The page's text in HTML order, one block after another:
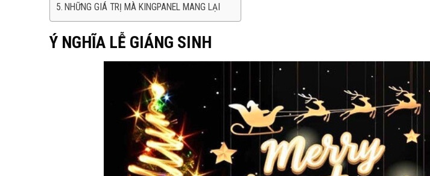
NHỮNG GIÁ TRỊ MÀ KINGPANEL MANG LẠI
Ý NGHĨA LỄ GIÁNG SINH